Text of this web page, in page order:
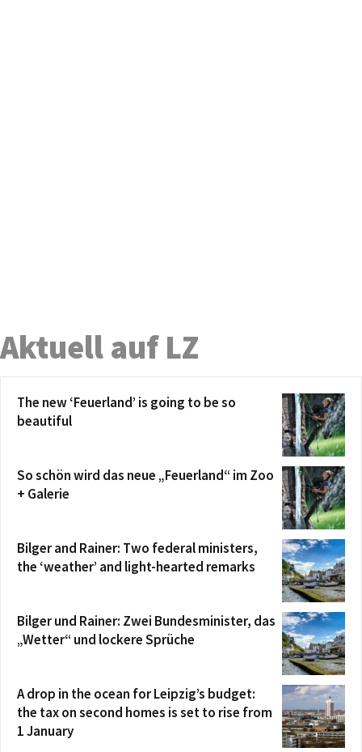
Aktuell auf LZ
The new ‘Feuerland’ is going to be so
beautiful
So schön wird das neue „Feuerland“ im Zoo
+ Galerie
Bilger and Rainer: Two federal ministers,
the ‘weather’ and light-hearted remarks
Bilger und Rainer: Zwei Bundesminister, das
„Wetter“ und lockere Sprüche
A drop in the ocean for Leipzig’s budget:
the tax on second homes is set to rise from
1 January